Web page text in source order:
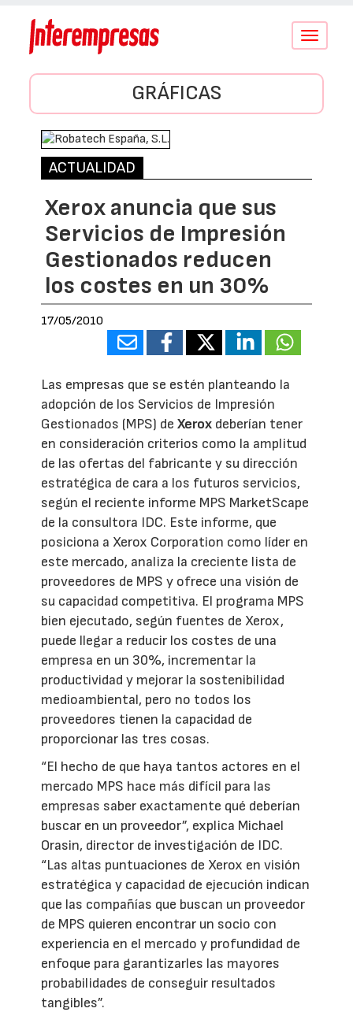
Conmutar
GRÁFICAS
ACTUALIDAD
Xerox anuncia que sus
Servicios de Impresión
Gestionados reducen
los costes en un 30%
17/05/2010
Las empresas que se estén planteando la
adopción de los Servicios de Impresión
Gestionados (MPS) deXerox deberían tener
en consideración criterios como la amplitud
de las ofertas del fabricante y su dirección
estratégica de cara a los futuros servicios,
según el reciente informe MPS MarketScape
de la consultora IDC. Este informe, que
posiciona a Xerox Corporation como líder en
este mercado, analiza la creciente lista de
proveedores de MPS y ofrece una visión de
su capacidad competitiva. El programa MPS
bien ejecutado, según fuentes de Xerox,
puede llegar a reducir los costes de una
empresa en un 30%, incrementar la
productividad y mejorar la sostenibilidad
medioambiental, pero no todos los
proveedores tienen la capacidad de
proporcionar las tres cosas.
“El hecho de que haya tantos actores en el
mercado MPS hace más difícil para las
empresas saber exactamente qué deberían
buscar en un proveedor”, explica Michael
Orasin, director de investigación de IDC.
“Las altas puntuaciones de Xerox en visión
estratégica y capacidad de ejecución indican
que las compañías que buscan un proveedor
de MPS quieren encontrar un socio con
experiencia en el mercado y profundidad de
enfoque para garantizarles las mayores
probabilidades de conseguir resultados
tangibles”.